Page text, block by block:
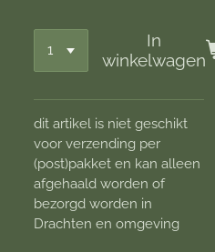
In
winkelwagen
dit artikel is niet geschikt
voor verzending per
(post)pakket en kan alleen
afgehaald worden of
bezorgd worden in
Drachten en omgeving